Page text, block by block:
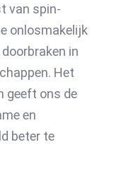
van spin-
onlosmakelijk
in
Het
geeft ons de
en
beter te